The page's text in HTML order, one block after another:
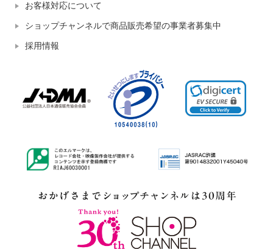
お客様対応について
ショップチャンネルで商品販売希望の事業者募集中
採用情報